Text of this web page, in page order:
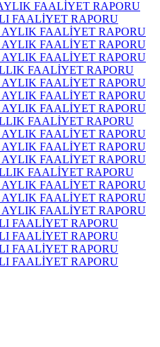
FAALİYET RAPORU
FAALİYET RAPORU
AYLIK FAALİYET RAPORU
AYLIK FAALİYET RAPORU
AYLIK FAALİYET RAPORU
FAALİYET RAPORU
AYLIK FAALİYET RAPORU
AYLIK FAALİYET RAPORU
AYLIK FAALİYET RAPORU
FAALİYET RAPORU
AYLIK FAALİYET RAPORU
AYLIK FAALİYET RAPORU
AYLIK FAALİYET RAPORU
FAALİYET RAPORU
AYLIK FAALİYET RAPORU
AYLIK FAALİYET RAPORU
AYLIK FAALİYET RAPORU
FAALİYET RAPORU
FAALİYET RAPORU
FAALİYET RAPORU
FAALİYET RAPORU